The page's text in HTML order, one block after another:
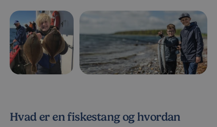
Hvad er en fiskestang og hvordan